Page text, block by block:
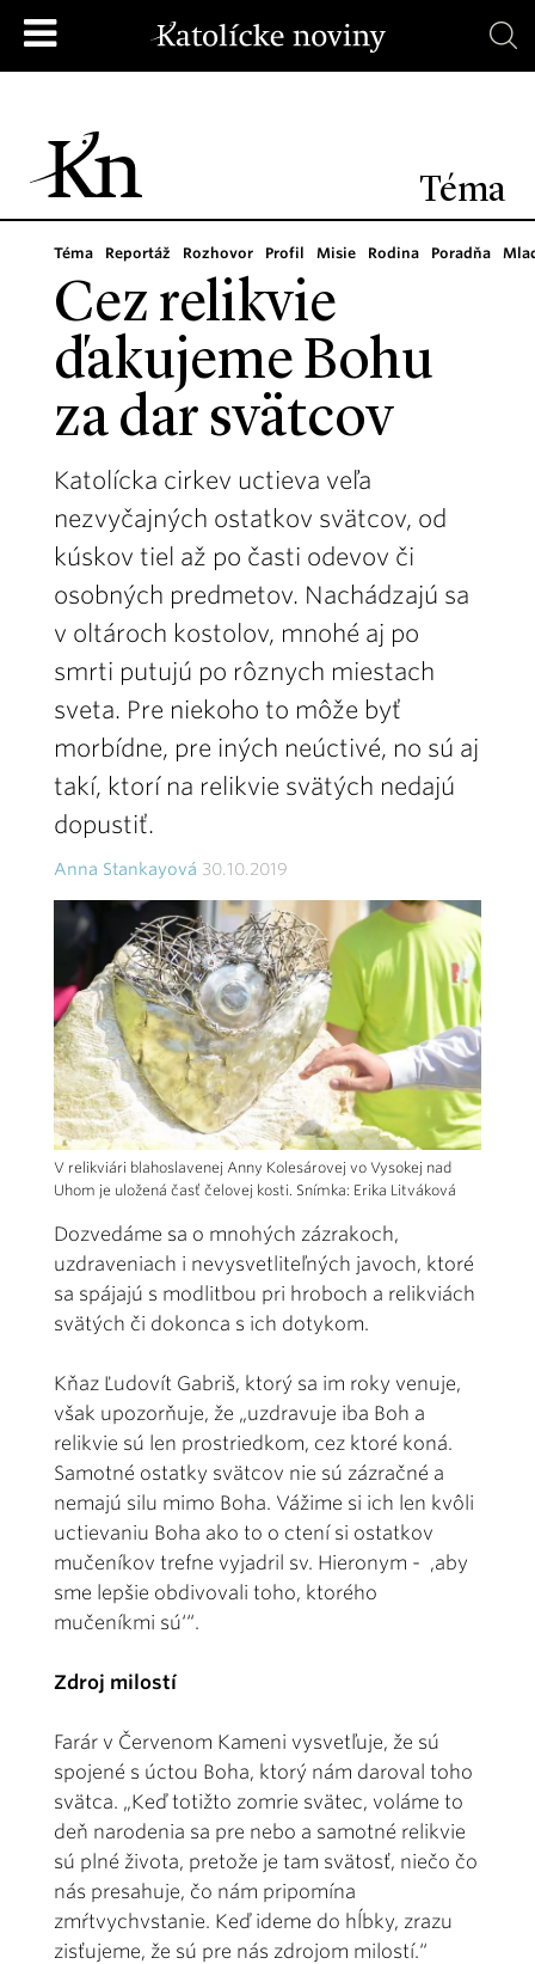
Téma
Téma Reportáž Rozhovor Profil Misie Rodina Poradňa
Cez relikvie
ďakujeme Bohu
za dar svätcov
Katolícka cirkev uctieva veľa
nezvyčajných ostatkov svätcov, od
kúskov tiel až po časti odevov či
osobných predmetov. Nachádzajú sa
v oltároch kostolov, mnohé aj po
smrti putujú po rôznych miestach
sveta. Pre niekoho to môže byť
morbídne, pre iných neúctivé, no sú aj
takí, ktorí na relikvie svätých nedajú
dopustiť.
Anna Stankayová 30.10.2019
V relikviári blahoslavenej Anny Kolesárovej vo Vysokej nad
Uhom je uložená časť čelovej kosti. Snímka: Erika Litváková
Dozvedáme sa o mnohých zázrakoch,
uzdraveniach i nevysvetliteľných javoch, ktoré
sa spájajú s modlitbou pri hroboch a relikviách
svätých či dokonca s ich dotykom.
Kňaz Ľudovít Gabriš, ktorý sa im roky venuje,
však upozorňuje, že „uzdravuje iba Boh a
relikvie sú len prostriedkom, cez ktoré koná.
Samotné ostatky svätcov nie sú zázračné a
nemajú silu mimo Boha. Vážime si ich len kvôli
uctievaniu Boha ako to o ctení si ostatkov
mučeníkov trefne vyjadril sv. Hieronym - ‚aby
sme lepšie obdivovali toho, ktorého
mučeníkmi sú‘“.
Zdroj milostí
Farár v Červenom Kameni vysvetľuje, že sú
spojené s úctou Boha, ktorý nám daroval toho
svätca. „Keď totižto zomrie svätec, voláme to
deň narodenia sa pre nebo a samotné relikvie
sú plné života, pretože je tam svätosť, niečo čo
nás presahuje, čo nám pripomína
zmŕtvychvstanie. Keď ideme do hĺbky, zrazu
zisťujeme, že sú pre nás zdrojom milostí.“